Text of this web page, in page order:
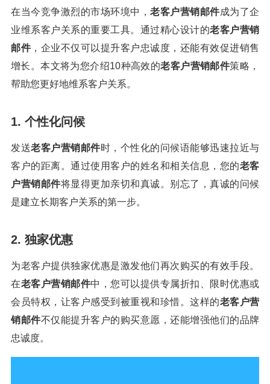
在当今竞争激烈的市场环境中， 老客户营销邮件成为了企
业维系客户关系的重要工具。通过精心设计的老客户营销
邮件，企业不仅可以提升客户忠诚度，还能有效促进销售
增长。本文将为您介绍10种高效的老客户营销邮件策略，
帮助您更好地维系客户关系。
1. 个性化问候
发送老客户营销邮件时，个性化的问候语能够迅速拉近与
客户的距离。通过使用客户的姓名和相关信息，您的老客
户营销邮件将显得更加亲切和真诚。别忘了，真诚的问候
是建立长期客户关系的第一步。
2. 独家优惠
为老客户提供独家优惠是激发他们再次购买的有效手段。
在老客户营销邮件中，您可以提供专属折扣、限时优惠或
会员特权，让客户感受到被重视和珍惜。这样的老客户营
销邮件不仅能提升客户的购买意愿，还能增强他们的品牌
忠诚度。